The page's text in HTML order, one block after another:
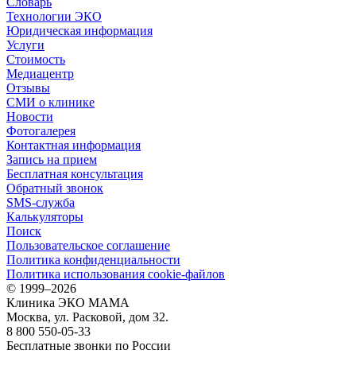
Технологии ЭКО
Юридическая информация
Услуги
Стоимость
Медиацентр
Отзывы
СМИ о клинике
Новости
Фотогалерея
Контактная информация
Запись на прием
Бесплатная консультация
Обратный звонок
SMS-служба
Калькуляторы
Поиск
Пользовательское соглашение
Политика конфиденциальности
Политика использования cookie-файлов
© 1999–2026
Клиника ЭКО МАМА
Москва, ул. Расковой, дом 32.
8 800 550-05-33
Бесплатные звонки по России